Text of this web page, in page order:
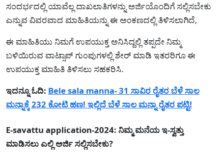
ಸಂದರ್ಭದಲ್ಲಿ ಯಾವೆಲ್ಲ ದಾಖಲಾತಿಗಳನ್ನು ಅರ್ಜಿಯೊಂದಿಗೆ ಸಲ್ಲಿಸಬೇಕು
ಎನ್ನುವ ವಿವರವಾದ ಮಾಹಿತಿಯನ್ನು ಈ ಅಂಕಣದಲ್ಲಿ ತಿಳಿಸಲಾಗಿದೆ,
ಈ ಮಾಹಿತಿಯು ನಿಮಗೆ ಉಪಯುಕ್ತ ಅನಿಸಿದ್ದಲ್ಲಿ ತಪ್ಪದೇ ನಿಮ್ಮ
ಬಳಿಯಿರುವ ವಾಟ್ಸಾಪ್ ಗುಂಪುಗಳಲ್ಲಿ ಶೇರ್ ಮಾಡಿ ಇತರರಿಗೂ ಈ
ಉಪಯುಕ್ತ ಮಾಹಿತಿ ತಿಳಿಸಲು ಸಹಕರಿಸಿ.
ಇದನ್ನೂ ಓದಿ: Bele sala manna- 31 ಸಾವಿರ ರೈತರ ಬೆಳೆ ಸಾಲ
ಮನ್ನಾಕ್ಕೆ 232 ಕೋಟಿ ಹಣ! ಇಲ್ಲಿದೆ ಬೆಳೆ ಸಾಲ ಮನ್ನಾ ರೈತರ ಪಟ್ಟಿ!
E-savattu application-2024: ನಿಮ್ಮ ಮನೆಯ ಇ-ಸ್ವತ್ತು
ಮಾಡಿಸಲು ಎಲ್ಲಿ ಅರ್ಜಿ ಸಲ್ಲಿಸಬೇಕು?